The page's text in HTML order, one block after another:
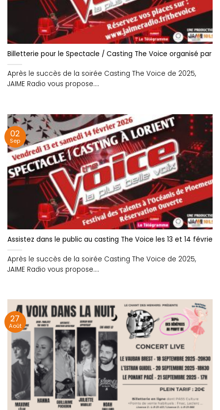
Billetterie pour le Spectacle / Casting The Voice organisé par
Après le succès de la soirée Casting The Voice de 2025,
JAIME Radio vous propose....
Assistez dans le public au casting The Voice les 13 et 14 février
Après le succès de la soirée Casting The Voice de 2025,
JAIME Radio vous propose....
02
Sep
27
Août